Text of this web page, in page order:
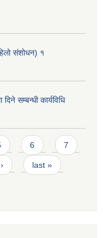
संशोधन) १
सम्बन्धी कार्यविधि
6 7
last »